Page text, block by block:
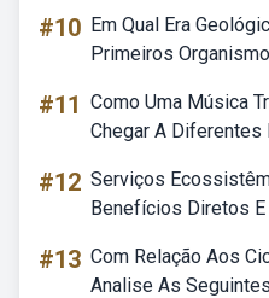
#10 Em Qual Era
Primeiros
#11 Como Uma Música
Chegar A Diferentes
#12 Serviços
Benefícios Diretos
#13 Com Relação Aos
Analise As